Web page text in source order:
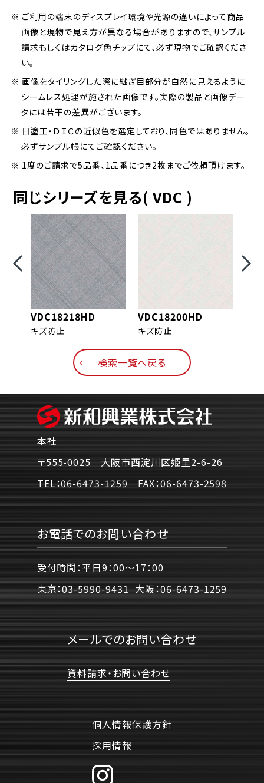
※ ご利用の端末のディスプレイ環境や光源の違いによって商品
画像と現物で見え方が異なる場合がありますので、サンプル
請求もしくはカタログ色チップにて、必ず現物でご確認くださ
い。
※ 画像をタイリングした際に継ぎ目部分が自然に見えるように
シームレス処理が施された画像です。実際の製品と画像デー
タには若干の差異がございます。
※ 日塗工・ＤＩＣの近似色を選定しており、同色ではありません。
必ずサンプル帳にてご確認ください。
※ 1度のご請求で5品番、1品番につき2枚までご依頼頂けます。
同じシリーズを見る( VDC )
VDC18218HD
キズ防止
VDC18200HD
キズ防止
検索一覧へ戻る
本社
〒555-0025 大阪市西淀川区姫里2-6-26
TEL：06-6473-1259 FAX：06-6473-2598
お電話でのお問い合わせ
受付時間：平日9：00〜17：00
東京：03-5990-9431 大阪：06-6473-1259
メールでのお問い合わせ
資料請求・お問い合わせ
個人情報保護方針
採用情報